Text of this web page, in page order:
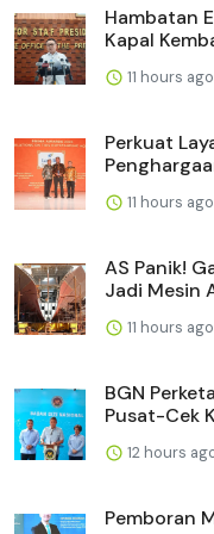
Hambatan
Kapal
11 hours ago
Perkuat
11 hours ago
AS Panik!
Jadi Mesin
11 hours ago
BGN
Pusat-Cek
12 hours
Pemboran